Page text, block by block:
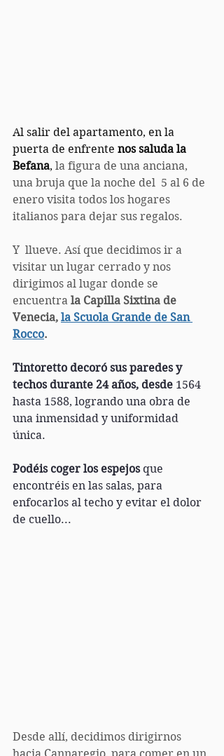
Al salir del apartamento, en la
puerta de enfrente nos saluda la
Befana, la figura de una anciana,
una bruja que la noche del  5 al 6 de
enero visita todos los hogares
italianos para dejar sus regalos.
Y  llueve. Así que decidimos ir a
visitar un lugar cerrado y nos
dirigimos al lugar donde se
encuentra la Capilla Sixtina de
Venecia, la Scuola Grande de San
Rocco.
Tintoretto decoró sus paredes y
techos durante 24 años, desde 1564
hasta 1588, logrando una obra de
una inmensidad y uniformidad
única.
Podéis coger los espejos que
encontréis en las salas, para
enfocarlos al techo y evitar el dolor
de cuello...
Desde allí, decidimos dirigirnos